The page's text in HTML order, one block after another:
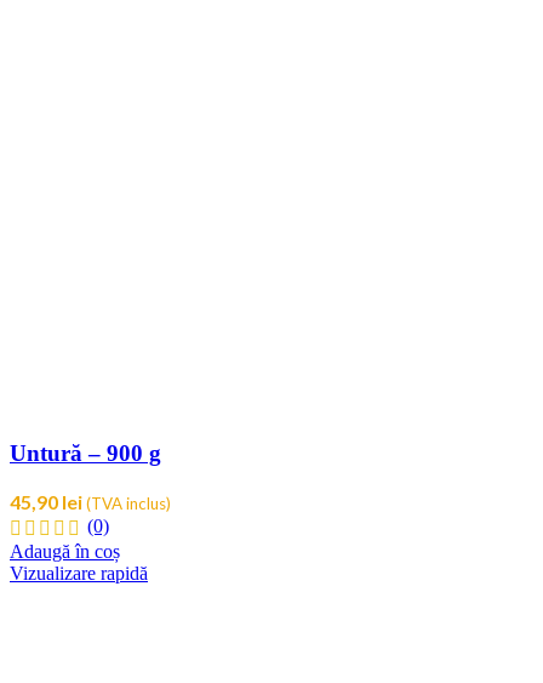
Untură – 900 g
45,90 lei(TVA inclus)
(0)
Adaugă în coș
Vizualizare rapidă